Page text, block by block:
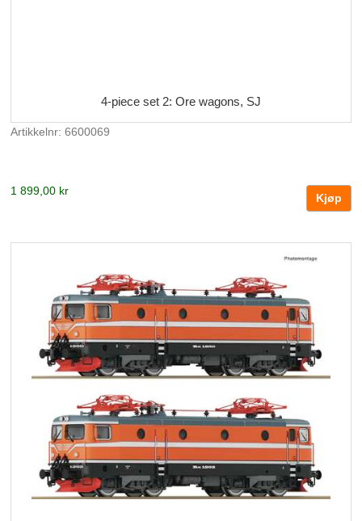
4-piece set 2: Ore wagons, SJ
Artikkelnr: 6600069
1 899,00 kr